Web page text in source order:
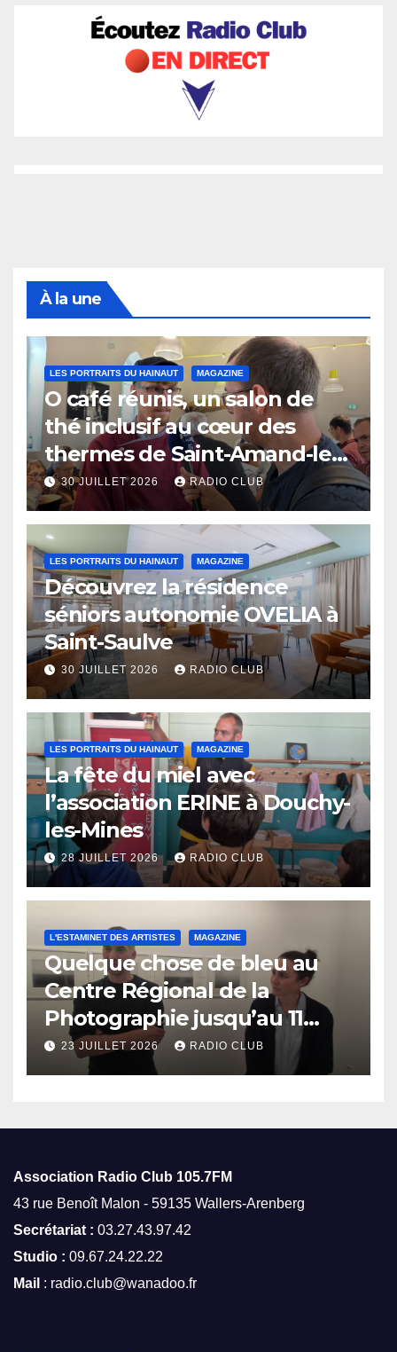
À la une
LES PORTRAITS DU HAINAUT MAGAZINE
O café réunis, un salon de
thé inclusif au cœur des
thermes de Saint-Amand-les-
Eaux
30 JUILLET 2026 RADIO CLUB
LES PORTRAITS DU HAINAUT MAGAZINE
Découvrez la résidence
séniors autonomie OVELIA à
Saint-Saulve
30 JUILLET 2026 RADIO CLUB
LES PORTRAITS DU HAINAUT MAGAZINE
La fête du miel avec
l’association ERINE à Douchy-
les-Mines
28 JUILLET 2026 RADIO CLUB
L'ESTAMINET DES ARTISTES MAGAZINE
Quelque chose de bleu au
Centre Régional de la
Photographie jusqu’au 11
octobre
23 JUILLET 2026 RADIO CLUB
Association Radio Club 105.7FM
43 rue Benoît Malon - 59135 Wallers-Arenberg
Secrétariat : 03.27.43.97.42
Studio : 09.67.24.22.22
Mail : radio.club@wanadoo.fr